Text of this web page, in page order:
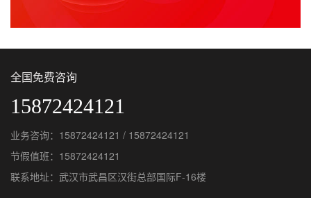
全国免费咨询
15872424121
业务咨询：15872424121 / 15872424121
节假值班：15872424121
联系地址：武汉市武昌区汉街总部国际F-16楼